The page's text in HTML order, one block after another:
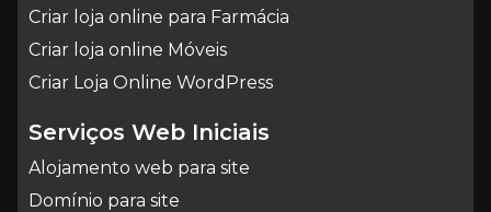
Criar loja online para Farmácia
Criar loja online Móveis
Criar Loja Online WordPress
Serviços Web Iniciais
Alojamento web para site
Domínio para site